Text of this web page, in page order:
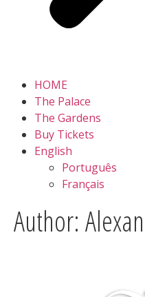
HOME
The Palace
The Gardens
Buy Tickets
English
Português
Français
Author: